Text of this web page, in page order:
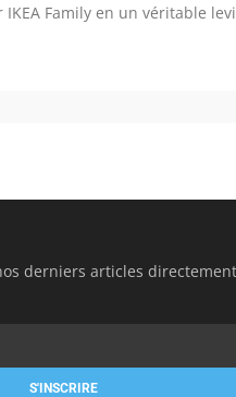
Family en un véritable
derniers articles
S'INSCRIRE